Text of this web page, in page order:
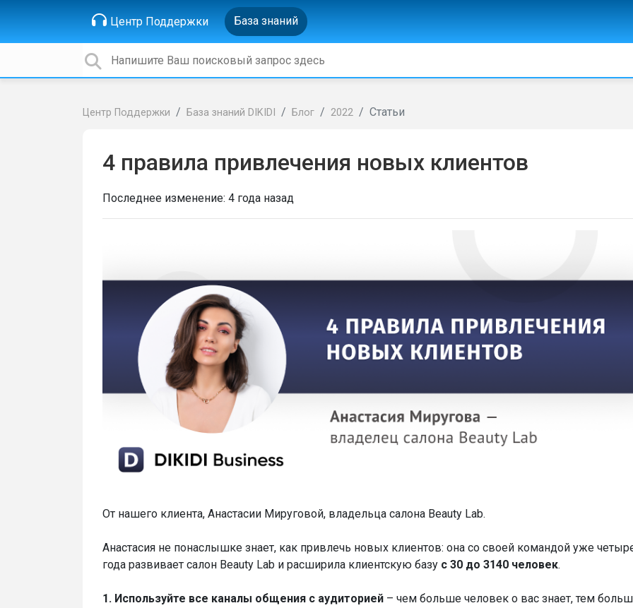
Центр Поддержки База знаний
Центр Поддержки База знаний DIKIDI Блог 2022 Статьи
4 правила привлечения новых клиентов
Последнее изменение: 4 года назад
От нашего клиента, Анастасии Мируговой, владельца салона Beauty Lab.
Анастасия не понаслышке знает, как привлечь новых клиентов: она со своей командой уже
года развивает салон Beauty Lab и расширила клиентскую базу с 30 до 3140 человек.
1. Используйте все каналы общения с аудиторией – чем больше человек о вас знает, тем